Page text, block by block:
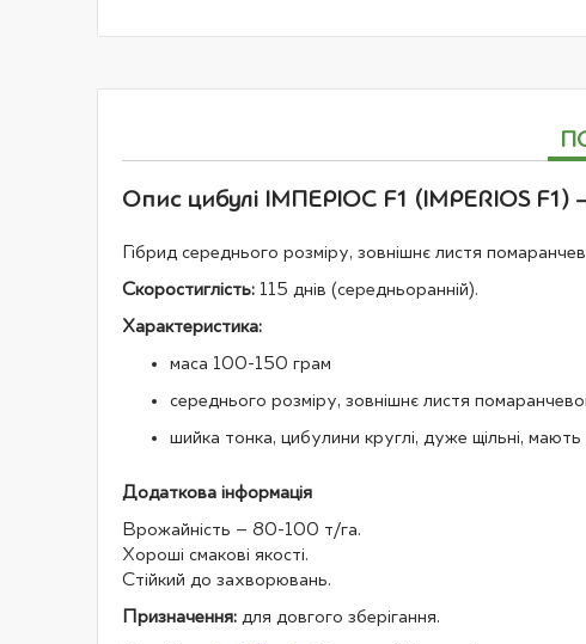
Опис цибулі ІМПЕРІОС F1 (IMPERIOS F1)
Гібрид середнього розміру, зовнішнє листя
Скоростиглість: 115 днів (середньоранній).
Характеристика:
маса 100-150 грам
середнього розміру, зовнішнє листя
шийка тонка, цибулини круглі, дуже щільні, мають
Додаткова інформація
Врожайність – 80-100 т/га.
Хороші смакові якості.
Стійкий до захворювань.
Призначення: для довгого зберігання.